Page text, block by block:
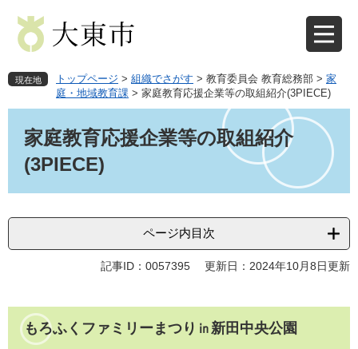
先
で
を
ば
へ
現在地 トップページ > 組織でさがす > 教育委員会 教育総務部 > 家
庭・地域教育課 > 家庭教育応援企業等の取組紹介(3PIECE)
家庭教育応援企業等の取組紹介
(3PIECE)
ページ内目次
記事ID：0057395 更新日：2024年10月8日更新
もろふくファミリーまつり㏌新田中央公園